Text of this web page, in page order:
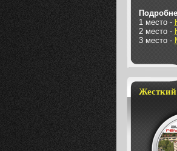
1 место -
2 место -
3 место -